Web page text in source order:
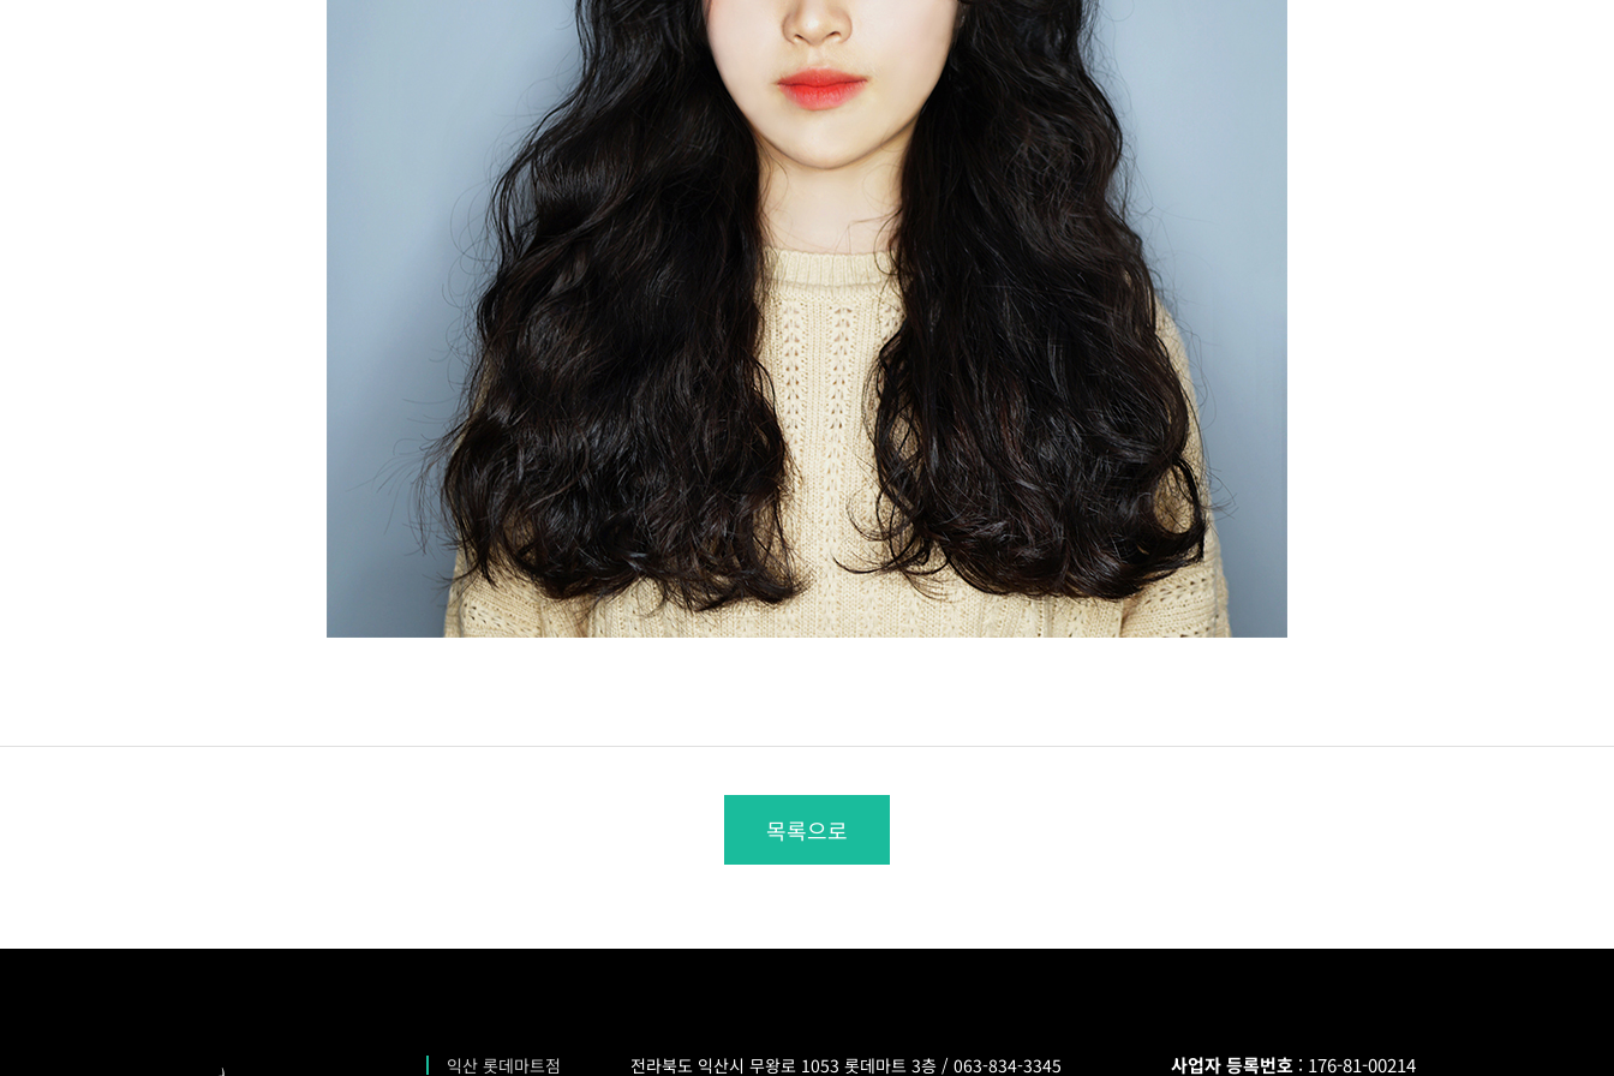
목록으로
익산 롯데마트점 전라북도 익산시 무왕로 1053 롯데마트 3층 /063-834-3345 사업자 등록번호 : 176-81-00214